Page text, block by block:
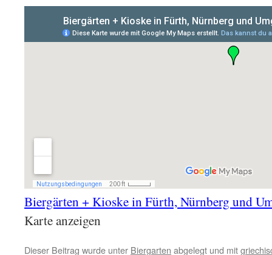
Biergärten + Kioske in Fürth, Nürnberg und
Karte anzeigen
Dieser Beitrag wurde unter Biergarten abgelegt und mit